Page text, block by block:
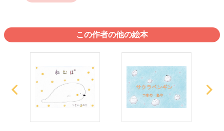
この作者の他の絵本